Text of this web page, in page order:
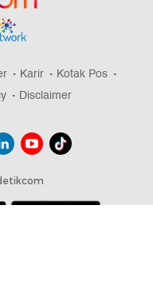
Karir
Kotak Pos
Disclaimer